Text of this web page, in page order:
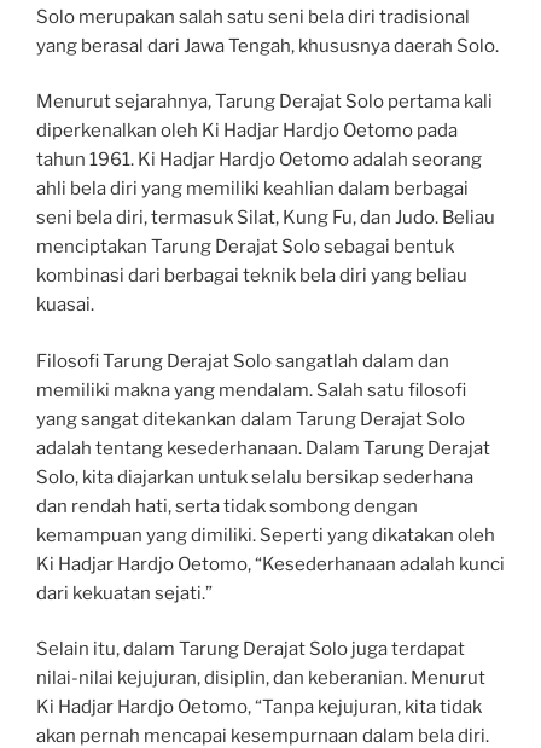
Solo merupakan salah satu seni bela diri tradisional
yang berasal dari Jawa Tengah, khususnya daerah Solo.
Menurut sejarahnya, Tarung Derajat Solo pertama kali
diperkenalkan oleh Ki Hadjar Hardjo Oetomo pada
tahun 1961. Ki Hadjar Hardjo Oetomo adalah seorang
ahli bela diri yang memiliki keahlian dalam berbagai
seni bela diri, termasuk Silat, Kung Fu, dan Judo. Beliau
menciptakan Tarung Derajat Solo sebagai bentuk
kombinasi dari berbagai teknik bela diri yang beliau
kuasai.
Filosofi Tarung Derajat Solo sangatlah dalam dan
memiliki makna yang mendalam. Salah satu filosofi
yang sangat ditekankan dalam Tarung Derajat Solo
adalah tentang kesederhanaan. Dalam Tarung Derajat
Solo, kita diajarkan untuk selalu bersikap sederhana
dan rendah hati, serta tidak sombong dengan
kemampuan yang dimiliki. Seperti yang dikatakan oleh
Ki Hadjar Hardjo Oetomo, “Kesederhanaan adalah kunci
dari kekuatan sejati.”
Selain itu, dalam Tarung Derajat Solo juga terdapat
nilai-nilai kejujuran, disiplin, dan keberanian. Menurut
Ki Hadjar Hardjo Oetomo, “Tanpa kejujuran, kita tidak
akan pernah mencapai kesempurnaan dalam bela diri.